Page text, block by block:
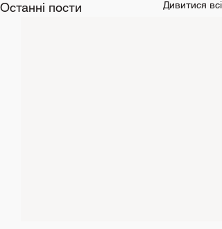
Останні пости Дивитися всі